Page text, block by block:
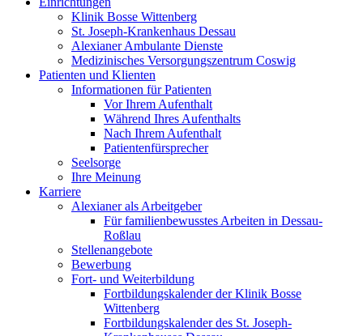
Klinik Bosse Wittenberg
St. Joseph-Krankenhaus Dessau
Alexianer Ambulante Dienste
Medizinisches Versorgungszentrum Coswig
Patienten und Klienten
Informationen für Patienten
Vor Ihrem Aufenthalt
Während Ihres Aufenthalts
Nach Ihrem Aufenthalt
Patientenfürsprecher
Seelsorge
Ihre Meinung
Karriere
Alexianer als Arbeitgeber
Für familienbewusstes Arbeiten in Dessau-
Roßlau
Stellenangebote
Bewerbung
Fort- und Weiterbildung
Fortbildungskalender der Klinik Bosse
Wittenberg
Fortbildungskalender des St. Joseph-